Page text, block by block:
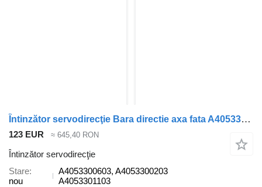
Întinzător servodirecţie Bara directie axa fata A4053300603 pentru cap tractor Mercedes-Benz ACTROS MP4
123 EUR ≈ 645,40 RON
Întinzător servodirecţie
Stare
nou
A4053300603, A4053300203
A4053301103